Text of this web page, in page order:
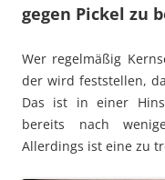
gegen Pickel zu
Wer regelmäßig
der wird feststellen,
Das ist in einer
bereits nach
Allerdings ist eine zu